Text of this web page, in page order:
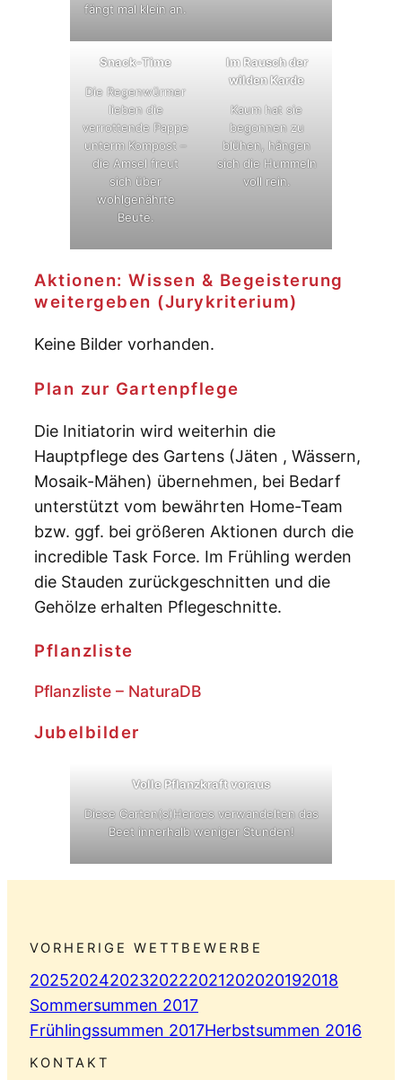
fängt mal klein an.
Snack-Time
Die Regenwürmer
lieben die
verrottende Pappe
unterm Kompost –
die Amsel freut
sich über
wohlgenährte
Beute.
Im Rausch der
wilden Karde
Kaum hat sie
begonnen zu
blühen, hängen
sich die Hummeln
voll rein.
Aktionen: Wissen & Begeisterung
weitergeben (Jurykriterium)
Keine Bilder vorhanden.
Plan zur Gartenpflege
Die Initiatorin wird weiterhin die
Hauptpflege des Gartens (Jäten , Wässern,
Mosaik-Mähen) übernehmen, bei Bedarf
unterstützt vom bewährten Home-Team
bzw. ggf. bei größeren Aktionen durch die
incredible Task Force. Im Frühling werden
die Stauden zurückgeschnitten und die
Gehölze erhalten Pflegeschnitte.
Pflanzliste
Pflanzliste – NaturaDB
Jubelbilder
Volle Pflanzkraft voraus
Diese Garten(s)Heroes verwandelten das
Beet innerhalb weniger Stunden!
VORHERIGE WETTBEWERBE
20252024202320222021202020192018
Sommersummen 2017
Frühlingssummen 2017Herbstsummen 2016
KONTAKT